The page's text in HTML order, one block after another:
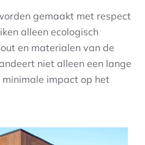
gemaakt met respect
alleen ecologisch
en materialen van de
niet alleen een lange
minimale impact op het